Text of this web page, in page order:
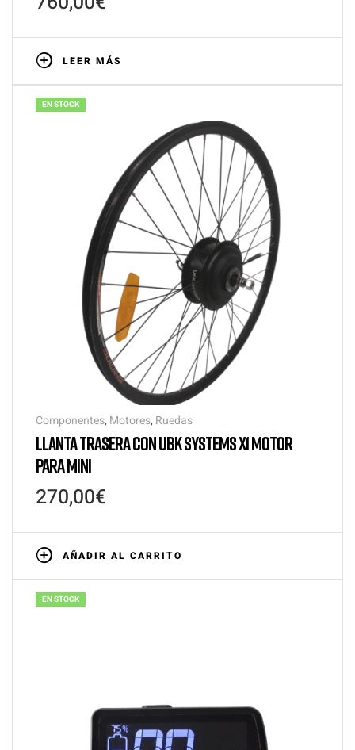
LEER MÁS
EN STOCK
Componentes, Motores, Ruedas
LLANTA TRASERA CON UBK SYSTEMS X1 MOTOR
PARA MINI
270,00€
AÑADIR AL CARRITO
EN STOCK